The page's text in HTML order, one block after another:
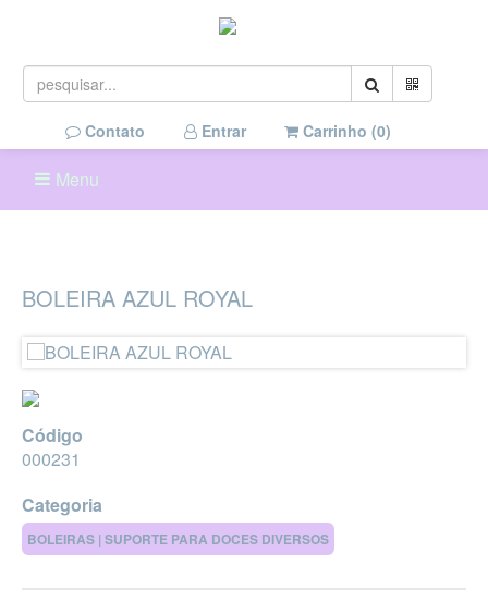
Contato Entrar Carrinho (0)
Menu
BOLEIRA AZUL ROYAL
Código
000231
Categoria
BOLEIRAS | SUPORTE PARA DOCES DIVERSOS